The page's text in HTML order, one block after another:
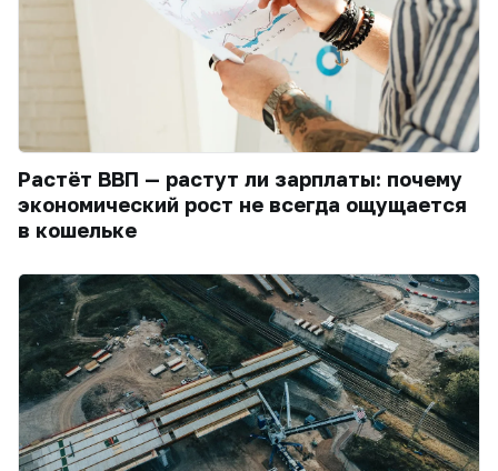
Растёт ВВП — растут ли зарплаты: почему
экономический рост не всегда ощущается
в кошельке